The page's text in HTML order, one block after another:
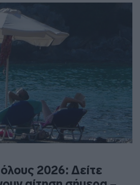
2026: Δείτε